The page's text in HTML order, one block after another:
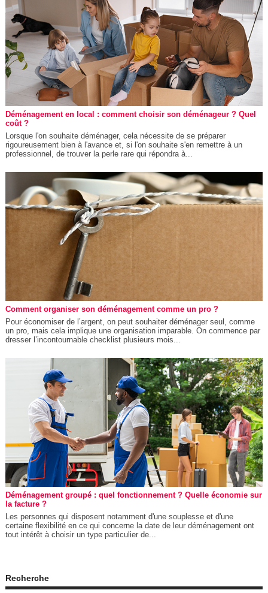
Déménagement en local : comment choisir son déménageur ? Quel
coût ?
Lorsque l'on souhaite déménager, cela nécessite de se préparer
rigoureusement bien à l'avance et, si l'on souhaite s'en remettre à un
professionnel, de trouver la perle rare qui répondra à...
Comment organiser son déménagement comme un pro ?
Pour économiser de l’argent, on peut souhaiter déménager seul, comme
un pro, mais cela implique une organisation imparable. On commence par
dresser l’incontournable checklist plusieurs mois...
Déménagement groupé : quel fonctionnement ? Quelle économie sur
la facture ?
Les personnes qui disposent notamment d'une souplesse et d'une
certaine flexibilité en ce qui concerne la date de leur déménagement ont
tout intérêt à choisir un type particulier de...
Recherche